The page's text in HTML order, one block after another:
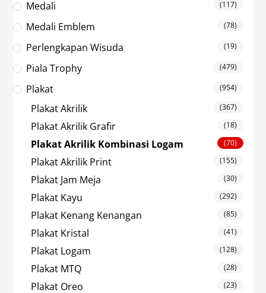
Medali (117)
Medali Emblem (78)
Perlengkapan Wisuda (19)
Piala Trophy (479)
Plakat (954)
Plakat Akrilik (367)
Plakat Akrilik Grafir (18)
Plakat Akrilik Kombinasi Logam (70)
Plakat Akrilik Print (155)
Plakat Jam Meja (30)
Plakat Kayu (292)
Plakat Kenang Kenangan (85)
Plakat Kristal (41)
Plakat Logam (128)
Plakat MTQ (28)
Plakat Oreo (23)